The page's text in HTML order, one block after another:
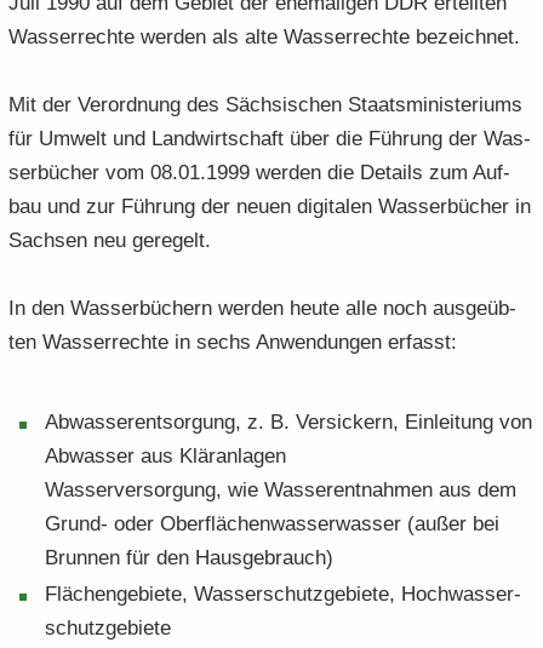
Was­ser­rech­te wer­den als alte Was­ser­rech­te be­zeich­net.
Mit der Ver­ord­nung des Säch­si­schen Staats­mi­nis­te­ri­ums
für Um­welt und Land­wirt­schaft über die Füh­rung der Was­
ser­bü­cher vom 08.01.1999 wer­den die De­tails zum Auf­
bau und zur Füh­rung der neuen di­gi­ta­len Was­ser­bü­cher in
Sach­sen neu ge­re­gelt.
In den Was­ser­bü­chern wer­den heute alle noch aus­ge­üb­
ten Was­ser­rech­te in sechs An­wen­dun­gen er­fasst:
Ab­was­ser­ent­sor­gung, z. B. Ver­si­ckern, Ein­lei­tung von
Ab­was­ser aus Klär­an­la­gen
Was­ser­ver­sor­gung, wie Was­ser­ent­nah­men aus dem
Grund-​ oder Ober­flä­chen­was­ser­was­ser (außer bei
Brun­nen für den Haus­ge­brauch)
Flä­chen­ge­bie­te, Was­ser­schutz­ge­bie­te, Hoch­was­ser­
schutz­ge­bie­te